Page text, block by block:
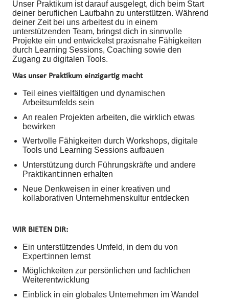
Unser Praktikum ist darauf ausgelegt, dich beim Start
deiner beruflichen Laufbahn zu unterstützen. Während
deiner Zeit bei uns arbeitest du in einem
unterstützenden Team, bringst dich in sinnvolle
Projekte ein und entwickelst praxisnahe Fähigkeiten
durch Learning Sessions, Coaching sowie den
Zugang zu digitalen Tools.
Was unser Praktikum einzigartig macht
Teil eines vielfältigen und dynamischen
Arbeitsumfelds sein
An realen Projekten arbeiten, die wirklich etwas
bewirken
Wertvolle Fähigkeiten durch Workshops, digitale
Tools und Learning Sessions aufbauen
Unterstützung durch Führungskräfte und andere
Praktikant:innen erhalten
Neue Denkweisen in einer kreativen und
kollaborativen Unternehmenskultur entdecken
WIR BIETEN DIR:
Ein unterstützendes Umfeld, in dem du von
Expert:innen lernst
Möglichkeiten zur persönlichen und fachlichen
Weiterentwicklung
Einblick in ein globales Unternehmen im Wandel